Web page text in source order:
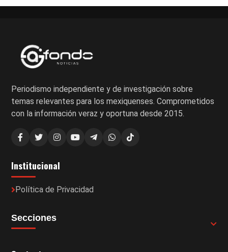
Periodismo independiente y de investigación sobre
temas relevantes para los mexiquenses. Comprometidos
con la información veraz y oportuna desde 2015.
Institucional
Política de Privacidad
Secciones